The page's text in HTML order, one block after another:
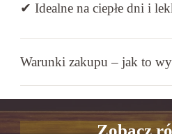
✔ Idealne na ciepłe dni i
Warunki zakupu – jak to